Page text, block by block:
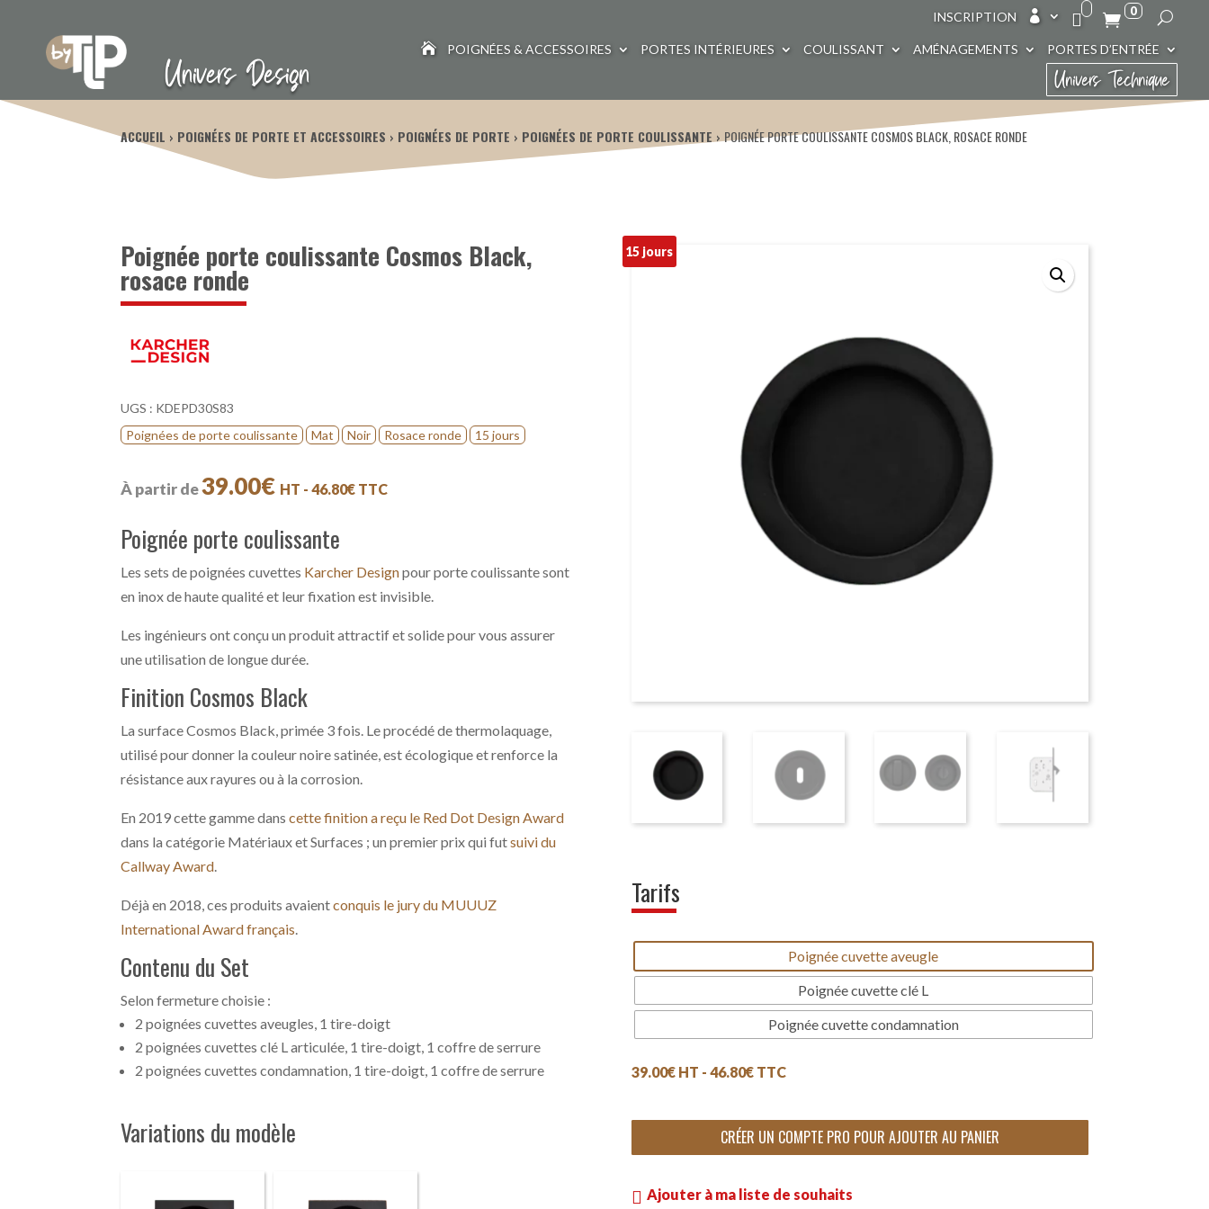
Univers Design
INSCRIPTION  0
 POIGNÉES & ACCESSOIRES PORTES INTÉRIEURES COULISSANT AMÉNAGEMENTS PORTES D’ENTRÉE
Univers Technique
ACCUEIL POIGNÉES DE PORTE ET ACCESSOIRES POIGNÉES DE PORTE POIGNÉES DE PORTE COULISSANTE POIGNÉE PORTE COULISSANTE COSMOS BLACK, ROSACE RONDE
Poignée porte coulissante Cosmos Black,
rosace ronde
UGS : KDEPD30S83
Poignées de porte coulissante
Mat Noir Rosace ronde 15 jours
À partir de39.00€ HT -46.80€ TTC
Poignée porte coulissante
Les sets de poignées cuvettes Karcher Designpour porte coulissante sont
en inox de haute qualité et leur fixation est invisible.
Les ingénieurs ont conçu un produit attractif et solide pour vous assurer
une utilisation de longue durée.
Finition Cosmos Black
La surface Cosmos Black, primée 3 fois. Le procédé de thermolaquage,
utilisé pour donner la couleur noire satinée, est écologique et renforce la
résistance aux rayures ou à la corrosion.
En 2019 cette gamme danscette finition a reçu le Red Dot Design Award
dans la catégorie Matériaux et Surfaces ; un premier prix qui futsuivi du
Callway Award.
Déjà en 2018, ces produits avaientconquis le jury du MUUUZ
International Award français.
Contenu du Set
Selon fermeture choisie :
2 poignées cuvettes aveugles, 1 tire-doigt
2 poignées cuvettes clé L articulée, 1 tire-doigt, 1 coffre de serrure
2 poignées cuvettes condamnation, 1 tire-doigt, 1 coffre de serrure
Variations du modèle
15 jours
Tarifs
Poignée cuvette aveugle
Poignée cuvette clé L
Poignée cuvette condamnation
39.00€ HT - 46.80€TTC
CRÉER UN COMPTE PRO POUR AJOUTER AU PANIER
Ajouter à ma liste de souhaits